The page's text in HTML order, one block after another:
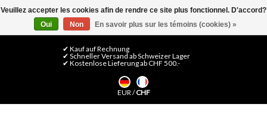
0 Articles - CHF 0,00
✔ Kauf auf Rechnung
✔ Schneller Versand ab Schweizer Lager
✔ Kostenlose Lieferung ab CHF 500.-
EUR/CHF
Veuillez accepter les cookies afin de rendre ce site plus fonctionnel. D'accord?
Oui
Non En savoir plus sur les témoins (cookies) »